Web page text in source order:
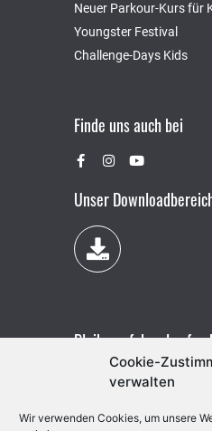
Cookie-
verwalten
Wir verwenden Cookies, um unsere
Neuer Parkour-Kurs für
Youngster Festival
Challenge-Days Kids
Finde uns auch bei
Unser
Bleibe auf dem